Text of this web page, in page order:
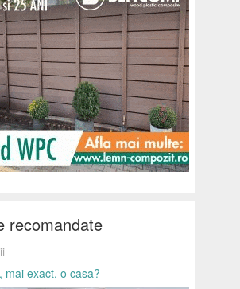
recomandate
mai exact, o casa?